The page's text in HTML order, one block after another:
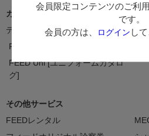
会員限定コンテンツのご利用
です。
会員の方は、
ログイン し
カタログ/情報誌
デジタルカタログ
カ
FEEDNOTE
FEED Uni [ユニフォームカタロ
グ]
その他サービス
FEEDレンタル